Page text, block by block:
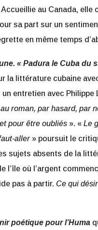
Accueillie au Canada, elle
sa part sur un
en même temps
« Padura le Cuba du
la littérature cubaine
entretien avec Philippe
roman, par hasard, par
pour être oubliés ». «Le
aller » poursuit le
sujets absents de la
l’île où l’argent
pas à partir. Ce qui
poétique pour l’Huma